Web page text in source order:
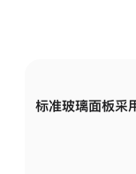
标准玻璃面板采